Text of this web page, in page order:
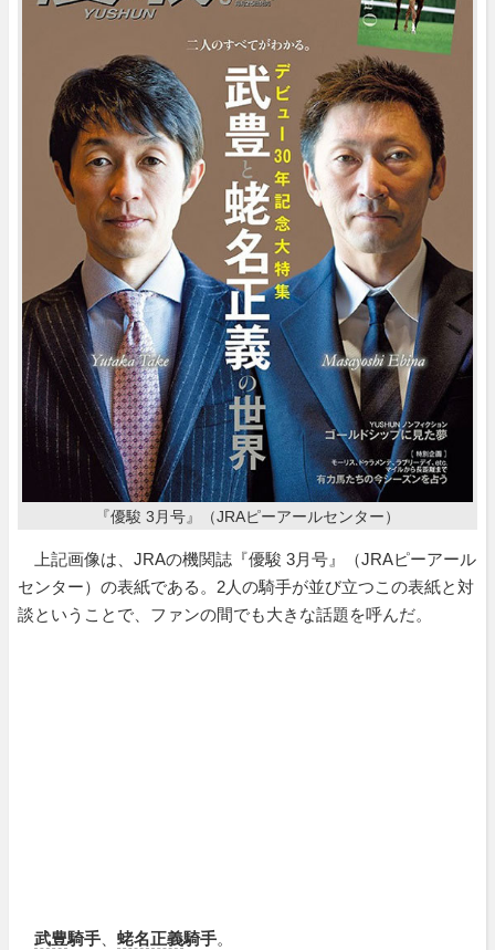
『優駿 3月号』（JRAピーアールセンター）
上記画像は、JRAの機関誌『優駿 3月号』（JRAピーアール
センター）の表紙である。2人の騎手が並び立つこの表紙と対
談ということで、ファンの間でも大きな話題を呼んだ。
武豊騎手、 蛯名正義騎手。